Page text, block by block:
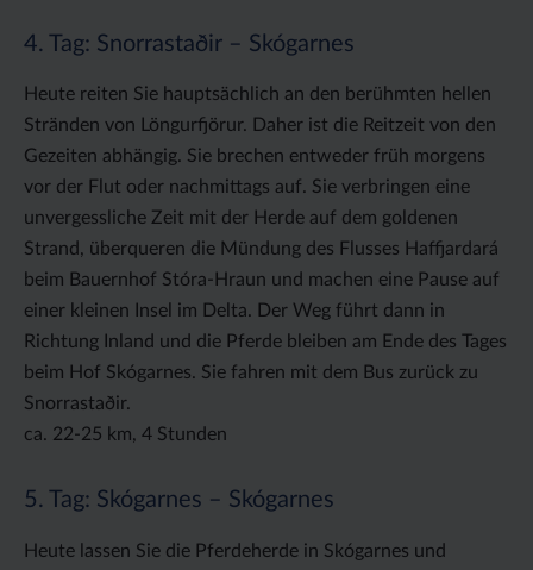
4. Tag: Snorrastaðir – Skógarnes
Heute reiten Sie hauptsächlich an den berühmten hellen
Stränden von Löngurfjörur. Daher ist die Reitzeit von den
Gezeiten abhängig. Sie brechen entweder früh morgens
vor der Flut oder nachmittags auf. Sie verbringen eine
unvergessliche Zeit mit der Herde auf dem goldenen
Strand, überqueren die Mündung des Flusses Haffjardará
beim Bauernhof Stóra-Hraun und machen eine Pause auf
einer kleinen Insel im Delta. Der Weg führt dann in
Richtung Inland und die Pferde bleiben am Ende des Tages
beim Hof Skógarnes. Sie fahren mit dem Bus zurück zu
Snorrastaðir.
ca. 22-25 km, 4 Stunden
5. Tag: Skógarnes – Skógarnes
Heute lassen Sie die Pferdeherde in Skógarnes und